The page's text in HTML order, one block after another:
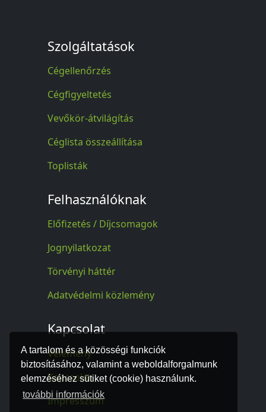
A tartalom és a közösségi funkciók
biztosításához, valamint a weboldalforgalmunk
elemzéséhez sütiket (cookie) használunk.
további információk
Szolgáltatások
Cégellenőrzés
Cégfigyeltetés
Vevőkör-átvilágítás
Céglista összeállítása
Toplisták
Felhasználóknak
Előfizetés / Díjcsomagok
Jognyilatkozat
Törvényi háttér
Adatvédelmi közlemény
Kapcsolat
Vélemény
Kapcsolat
Impresszum